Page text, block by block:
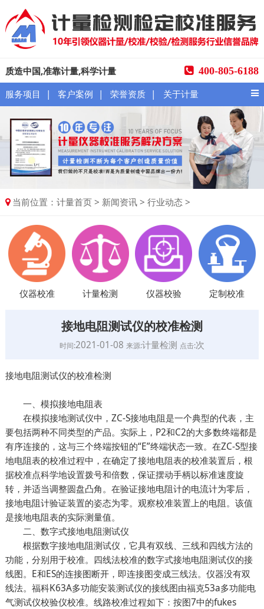
质造中国,准靠计量,科学计量 400-805-6188
服务项目 | 客户案例 | 荣誉资质 | 关于计量
当前位置：计量首页 > 新闻资讯 >行业动态 >
仪器校准 计量检测 仪器校验 定制校准
接地电阻测试仪的校准检测
时间:2021-01-08 来源:计量检测 点击:次
接地电阻测试仪的校准检测
一、模拟接地电阻表
在模拟接地测试仪中，ZC-S接地电阻是一个典型的代表，主
要包括两种不同类型的产品。实际上，P2和C2的大多数终端都是
有序连接的，这与三个终端按钮的“E”终端状态一致。在ZC-S型接
地电阻表的校准过程中，在确定了接地电阻表的校准装置后，根
据校准点科学地设置拨号和倍数，保证摆动手柄以标准速度旋
转，并适当调整圆盘凸角。在验证接地电阻计的电流计为零后，
接地电阻计验证装置的姿态为零。观察校准装置上的电阻。该值
是接地电阻表的实际测量值。
二、数字式接地电阻测试仪
根据数字接地电阻测试仪，它具有双线、三线和四线方法的
功能，分别用于校准。四线法校准的数字式接地电阻测试仪的接
线图。E和ES的连接图断开，即连接图变成三线法。仪器没有双
线法。福科K63A多功能安装测试仪的接线图由福克53a多功能电
气测试仪校验仪校准。线路校准过程如下：按图7中的fukes